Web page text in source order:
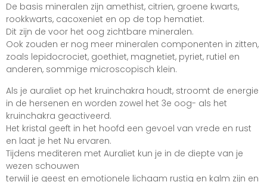
De basis mineralen zijn amethist, citrien, groene kwarts,
rookkwarts, cacoxeniet en op de top hematiet.
Dit zijn de voor het oog zichtbare mineralen.
Ook zouden er nog meer mineralen componenten in zitten,
zoals lepidocrociet, goethiet, magnetiet, pyriet, rutiel en
anderen, sommige microscopisch klein.
Als je auraliet op het kruinchakra houdt, stroomt de energie
in de hersenen en worden zowel het 3e oog- als het
kruinchakra geactiveerd.
Het kristal geeft in het hoofd een gevoel van vrede en rust
en laat je het Nu ervaren.
Tijdens mediteren met Auraliet kun je in de diepte van je
wezen schouwen
terwijl je geest en emotionele lichaam rustig en kalm zijn en